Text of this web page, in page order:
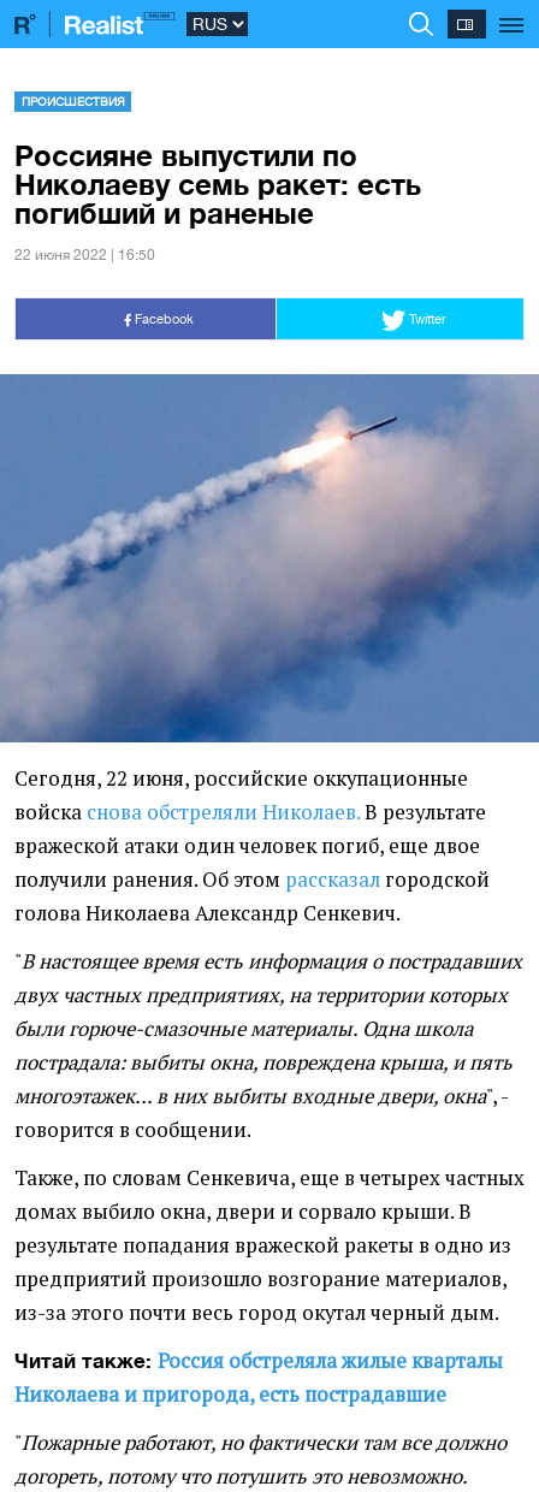
ПРОИСШЕСТВИЯ
Россияне выпустили по
Николаеву семь ракет: есть
погибший и раненые
22 июня 2022 | 16:50
Facebook Twitter
Сегодня, 22 июня, российские оккупационные
войска снова обстреляли Николаев.В результате
вражеской атаки один человек погиб, еще двое
получили ранения. Об этом рассказал городской
голова Николаева Александр Сенкевич.
"В настоящее время есть информация о пострадавших
двух частных предприятиях, на территории которых
были горюче-смазочные материалы. Одна школа
пострадала: выбиты окна, повреждена крыша, и пять
многоэтажек... в них выбиты входные двери, окна", -
говорится в сообщении.
Также, по словам Сенкевича, еще в четырех частных
домах выбило окна, двери и сорвало крыши. В
результате попадания вражеской ракеты в одно из
предприятий произошло возгорание материалов,
из-за этого почти весь город окутал черный дым.
Читай также: Россия обстреляла жилые кварталы
Николаева и пригорода, есть пострадавшие
"Пожарные работают, но фактически там все должно
догореть, потому что потушить это невозможно.